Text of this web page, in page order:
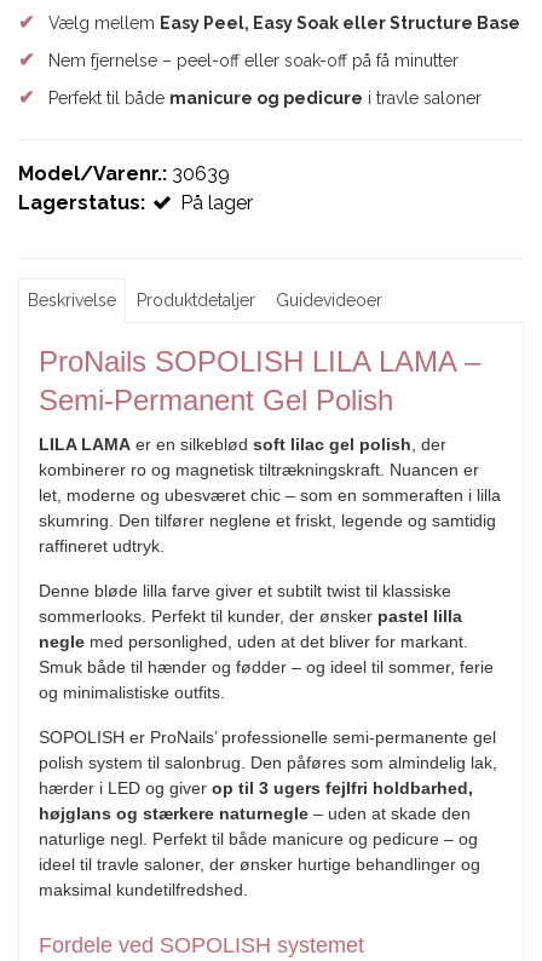
✔ Vælg mellem Easy Peel, Easy Soak eller Structure Base
✔ Nem fjernelse – peel-off eller soak-off på få minutter
✔ Perfekt til både manicure og pedicure i travle saloner
Model/Varenr.: 30639
Lagerstatus:
På lager
Beskrivelse Produktdetaljer Guidevideoer
ProNails SOPOLISH LILA LAMA –
Semi-Permanent Gel Polish
LILA LAMA er en silkeblød soft lilac gel polish, der
kombinerer ro og magnetisk tiltrækningskraft. Nuancen er
let, moderne og ubesværet chic – som en sommeraften i lilla
skumring. Den tilfører neglene et friskt, legende og samtidig
raffineret udtryk.
Denne bløde lilla farve giver et subtilt twist til klassiske
sommerlooks. Perfekt til kunder, der ønsker pastel lilla
negle med personlighed, uden at det bliver for markant.
Smuk både til hænder og fødder – og ideel til sommer, ferie
og minimalistiske outfits.
SOPOLISH er ProNails’ professionelle semi-permanente gel
polish system til salonbrug. Den påføres som almindelig lak,
hærder i LED og giver op til 3 ugers fejlfri holdbarhed,
højglans og stærkere naturnegle – uden at skade den
naturlige negl. Perfekt til både manicure og pedicure – og
ideel til travle saloner, der ønsker hurtige behandlinger og
maksimal kundetilfredshed.
Fordele ved SOPOLISH systemet